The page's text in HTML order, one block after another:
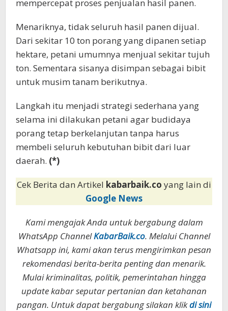
mempercepat proses penjualan hasil panen.
Menariknya, tidak seluruh hasil panen dijual.
Dari sekitar 10 ton porang yang dipanen setiap
hektare, petani umumnya menjual sekitar tujuh
ton. Sementara sisanya disimpan sebagai bibit
untuk musim tanam berikutnya.
Langkah itu menjadi strategi sederhana yang
selama ini dilakukan petani agar budidaya
porang tetap berkelanjutan tanpa harus
membeli seluruh kebutuhan bibit dari luar
daerah. (*)
Cek Berita dan Artikel kabarbaik.co yang lain di
Google News
Kami mengajak Anda untuk bergabung dalam
WhatsApp ChannelKabarBaik.co. Melalui Channel
Whatsapp ini, kami akan terus mengirimkan pesan
rekomendasi berita-berita penting dan menarik.
Mulai kriminalitas, politik, pemerintahan hingga
update kabar seputar pertanian dan ketahanan
pangan. Untuk dapat bergabung silakan klikdi sini